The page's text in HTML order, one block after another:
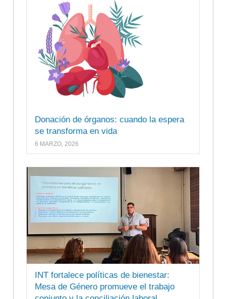
Donación de órganos: cuando la espera
se transforma en vida
6 MARZO, 2026
INT fortalece políticas de bienestar:
Mesa de Género promueve el trabajo